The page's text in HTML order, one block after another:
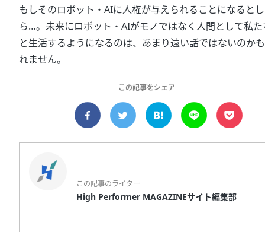
もしそのロボット・AIに人権が与えられることになると
ら…。未来にロボット・AIがモノではなく人間として私た
と生活するようになるのは、あまり遠い話ではないのか
れません。
この記事をシェア
この記事のライター
High Performer MAGAZINEサイト編集部